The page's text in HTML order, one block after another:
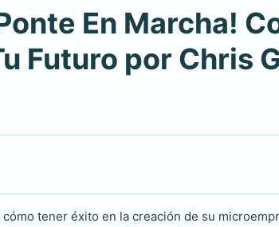
En Marcha!
Futuro por Chris
tener éxito en la creación de su